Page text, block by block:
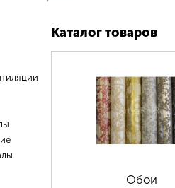
Каталог товаров
Обои